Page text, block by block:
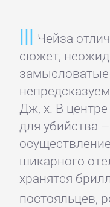
Чейза
сюжет,
замысловатые
Дж, х. В
для убийства
шикарного
хранятся
постояльцев,
НАУКА
Биология
Иностранные
языки
История